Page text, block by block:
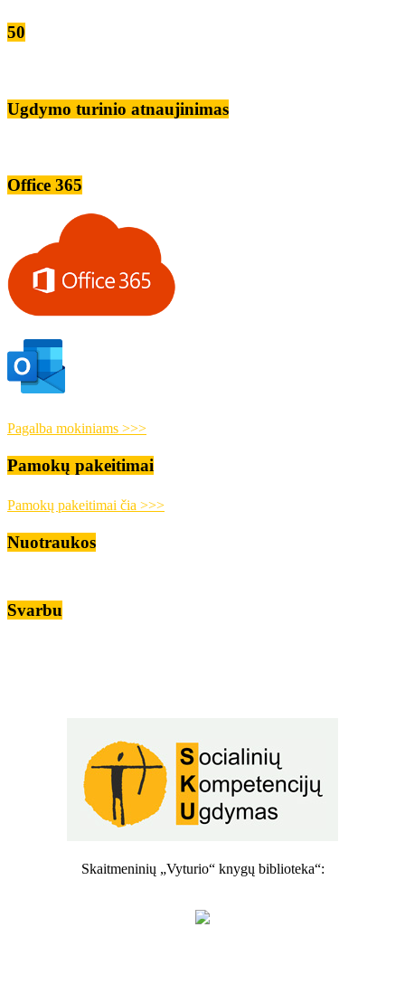
50
Ugdymo turinio atnaujinimas
Office 365
Pagalba mokiniams >>>
Pamokų pakeitimai
Pamokų pakeitimai čia >>>
Nuotraukos
Svarbu
Skaitmeninių „Vyturio“ knygų biblioteka“: